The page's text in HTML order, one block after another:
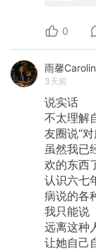
生
0
雨馨
3天前
说实话
不太理解
友圈说“
虽然我已
欢的东西
认识六七
病说的各
我只能说
远离这种
让她自己